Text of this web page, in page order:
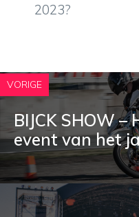
2023?
VORIGE
BIJCK SHOW
event van het